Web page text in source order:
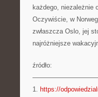
każdego, niezależnie
Oczywiście, w
zwłaszcza Oslo, jej
najróżniejsze
źródło:
1. https://